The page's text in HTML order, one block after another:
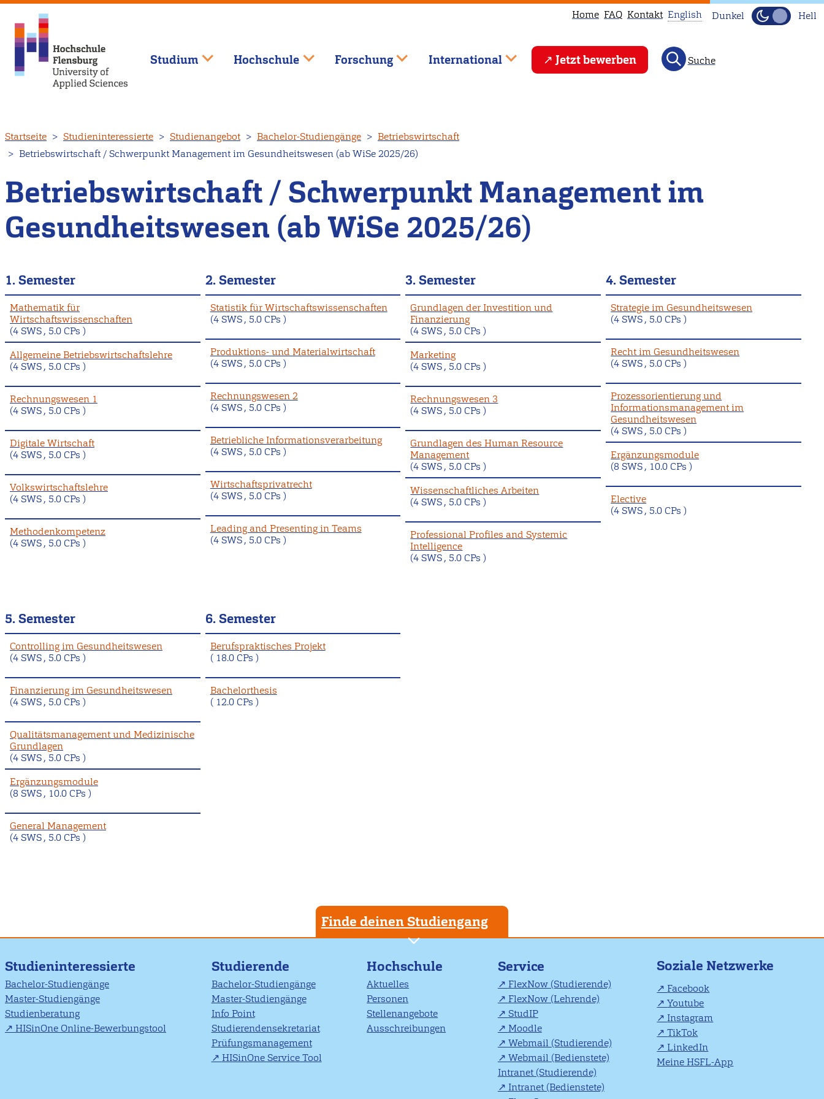
zum
Inhalt
Home FAQ Kontakt
This
page
to
our
English Dunkel Hell
Studium Hochschule Forschung International Jetzt bewerben Suche
Startseite Studieninteressierte Studienangebot Bachelor-Studiengänge
Betriebswirtschaft
Betriebswirtschaft / Schwerpunkt Management im Gesundheitswesen (ab WiSe 2025/26)
Betriebswirtschaft / Schwerpunkt Management im
Gesundheitswesen (ab WiSe 2025/26)
1. Semester
Mathematik für
Wirtschaftswissenschaften
(4 SWS , 5.0 CPs )
Allgemeine Betriebswirtschaftslehre
(4 SWS , 5.0 CPs )
Rechnungswesen 1
(4 SWS , 5.0 CPs )
Digitale Wirtschaft
(4 SWS , 5.0 CPs )
Volkswirtschaftslehre
(4 SWS , 5.0 CPs )
Methodenkompetenz
(4 SWS , 5.0 CPs )
2. Semester
Statistik für Wirtschaftswissenschaften
(4 SWS , 5.0 CPs )
Produktions- und Materialwirtschaft
(4 SWS , 5.0 CPs )
Rechnungswesen 2
(4 SWS , 5.0 CPs )
Betriebliche Informationsverarbeitung
(4 SWS , 5.0 CPs )
Wirtschaftsprivatrecht
(4 SWS , 5.0 CPs )
Leading and Presenting in Teams
(4 SWS , 5.0 CPs )
3. Semester
Grundlagen der Investition und
Finanzierung
(4 SWS , 5.0 CPs )
Marketing
(4 SWS , 5.0 CPs )
Rechnungswesen 3
(4 SWS , 5.0 CPs )
Grundlagen des Human Resource
Management
(4 SWS , 5.0 CPs )
Wissenschaftliches Arbeiten
(4 SWS , 5.0 CPs )
Professional Profiles and Systemic
Intelligence
(4 SWS , 5.0 CPs )
4. Semester
Strategie im Gesundheitswesen
(4 SWS , 5.0 CPs )
Recht im Gesundheitswesen
(4 SWS , 5.0 CPs )
Prozessorientierung und
Informationsmanagement im
Gesundheitswesen
(4 SWS , 5.0 CPs )
Ergänzungsmodule
(8 SWS , 10.0 CPs )
Elective
(4 SWS , 5.0 CPs )
5. Semester
Controlling im Gesundheitswesen
(4 SWS , 5.0 CPs )
Finanzierung im Gesundheitswesen
(4 SWS , 5.0 CPs )
Qualitätsmanagement und Medizinische
Grundlagen
(4 SWS , 5.0 CPs )
Ergänzungsmodule
(8 SWS , 10.0 CPs )
General Management
(4 SWS , 5.0 CPs )
6. Semester
Berufspraktisches Projekt
( 18.0 CPs )
Bachelorthesis
( 12.0 CPs )
Finde deinen Studiengang
Studieninteressierte
Bachelor-Studiengänge
Master-Studiengänge
Studienberatung
HISinOne Online-Bewerbungstool
Studierende
Bachelor-Studiengänge
Master-Studiengänge
Info Point
Studierendensekretariat
Prüfungsmanagement
HISinOne Service Tool
Hochschule
Aktuelles
Personen
Stellenangebote
Ausschreibungen
Service
FlexNow (Studierende)
FlexNow (Lehrende)
StudIP
Moodle
Webmail (Studierende)
Webmail (Bedienstete)
Intranet (Studierende)
Intranet (Bedienstete)
Soziale Netzwerke
Facebook
Youtube
Instagram
TikTok
LinkedIn
Meine HSFL-App